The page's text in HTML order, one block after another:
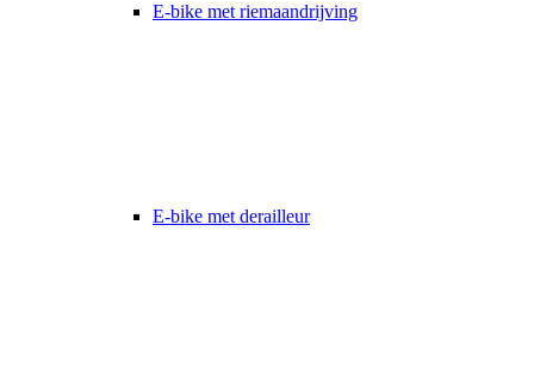
E-bike met riemaandrijving
E-bike met derailleur